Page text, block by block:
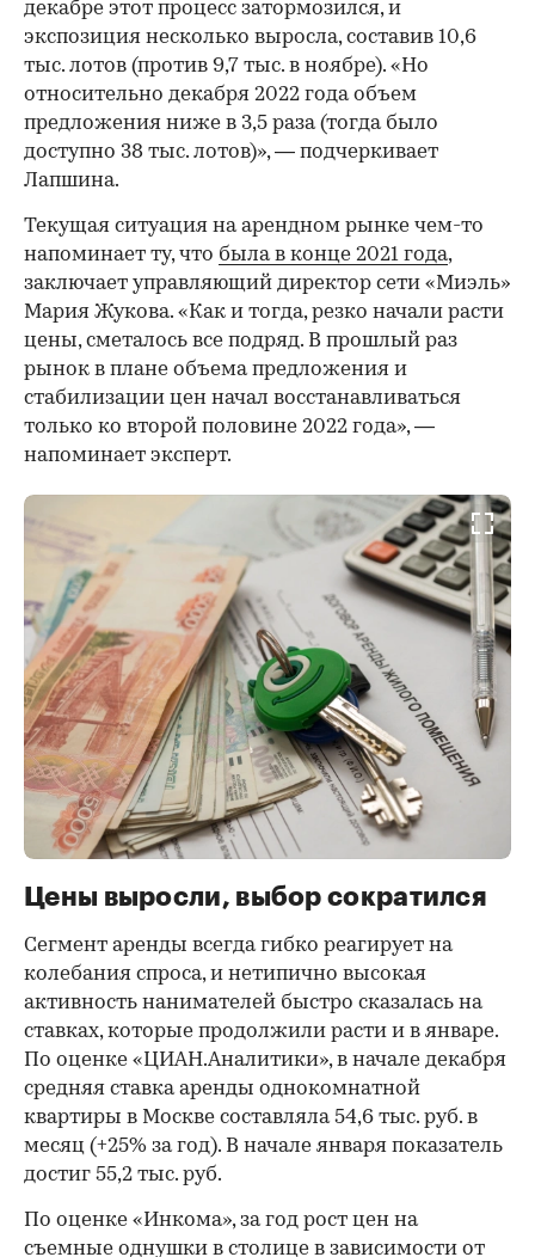
декабре этот процесс затормозился, и
экспозиция несколько выросла, составив 10,6
тыс. лотов (против 9,7 тыс. в ноябре). «Но
относительно декабря 2022 года объем
предложения ниже в 3,5 раза (тогда было
доступно 38 тыс. лотов)», — подчеркивает
Лапшина.
Текущая ситуация на арендном рынке чем-то
напоминает ту, что была в конце 2021 года,
заключает управляющий директор сети «Миэль»
Мария Жукова. «Как и тогда, резко начали расти
цены, сметалось все подряд. В прошлый раз
рынок в плане объема предложения и
стабилизации цен начал восстанавливаться
только ко второй половине 2022 года», —
напоминает эксперт.
Цены выросли, выбор сократился
Сегмент аренды всегда гибко реагирует на
колебания спроса, и нетипично высокая
активность нанимателей быстро сказалась на
ставках, которые продолжили расти и в январе.
По оценке «ЦИАН.Аналитики», в начале декабря
средняя ставка аренды однокомнатной
квартиры в Москве составляла 54,6 тыс. руб. в
месяц (+25% за год). В начале января показатель
достиг 55,2 тыс. руб.
По оценке «Инкома», за год рост цен на
съемные однушки в столице в зависимости от